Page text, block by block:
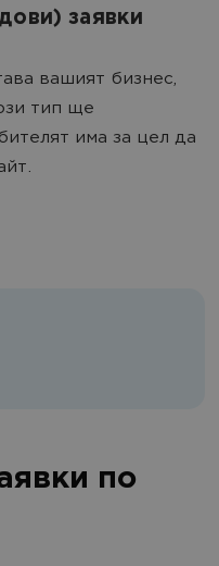
заявки
вашият бизнес,
тип ще
има за цел да
по